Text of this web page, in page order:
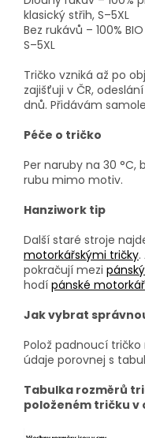
klasický střih, S–5XL
Bez rukávů – 100%
S–5XL
Tričko vzniká až po
zajišťuji v ČR,
dnů. Přidávám
Péče o tričko
Per naruby na 30 °C,
rubu mimo motiv.
Hanziwork tip
Další staré stroje
motorkářskými tričky
pokračují mezi
hodí pánské
Jak vybrat
Polož padnoucí
údaje porovnej s
Tabulka rozměrů
položeném tričku